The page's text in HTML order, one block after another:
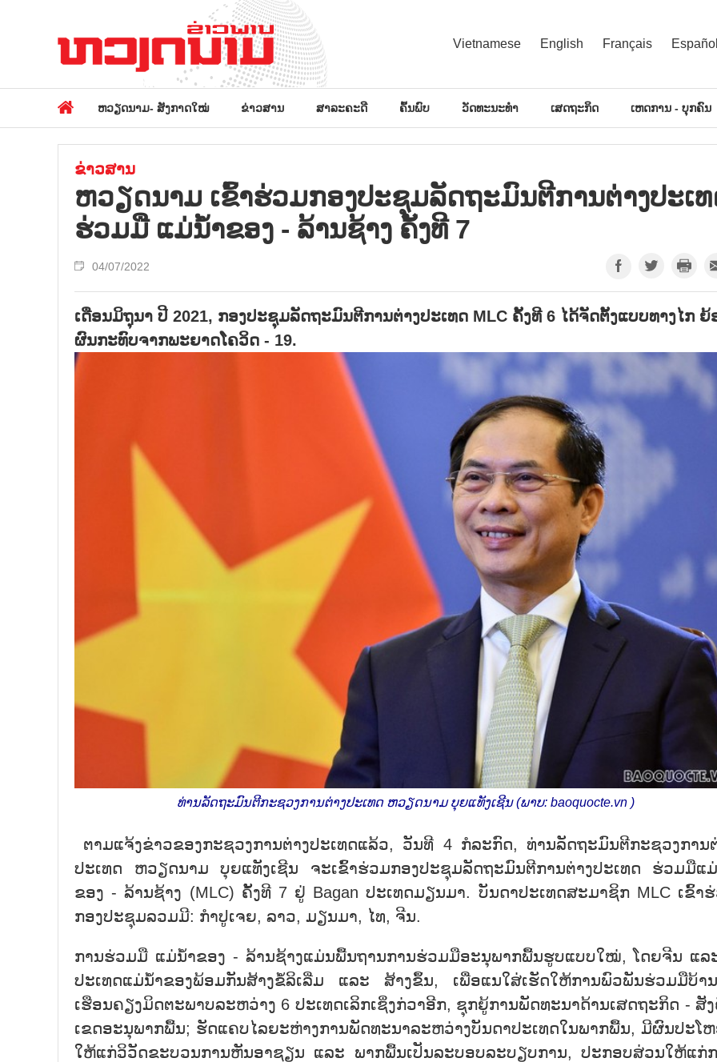
Vietnamese English Français
ຫວຽດນາມ- ສັງກາດໃໝ່ ຂ່າວສານ ສາລະຄະດີ ຄົ້ນພົບ ວັດທະນະທຳ ເສດຖະກິດ ເຫດການ - ບຸກຄົນ
ຂ່າວສານ
ຫວຽດ​ນາມ ເຂົ້າ​ຮ່ວມກອງ​ປະ​ຊຸມ​ລັດ​ຖະ​ມົນ​ຕີ​ການ​ຕ່າງ​ປະ​ເ
ຮ່ວມ​ມື ແມ່​ນ້ຳ​ຂອງ - ລ້ານ​ຊ້າງ ຄັ້ງ​ທີ 7
04/07/2022
ເດືອນມິຖຸນາ ປີ 2021, ກອງປະຊຸມລັດຖະມົນຕີການຕ່າງປະເທດ MLC ຄັ້ງທີ 6 ໄດ້ຈັດຕັ້ງແບບທາງໄກ ຍ້
ຜົນກະທົບຈາກພະຍາດໂຄວິດ - 19.
ທ່ານລັດຖະມົນຕີກະຊວງການຕ່າງປະເທດ ຫວຽດນາມ ບຸຍແທັງເຊີນ (ພາບ: baoquocte.vn )
ຕາມແຈ້ງຂ່າວຂອງກະຊວງການຕ່າງປະເທດແລ້ວ, ວັນທີ 4 ກໍລະກົດ, ທ່ານລັດຖະມົນຕີກະຊວງການ
ປະເທດ ຫວຽດນາມ ບຸຍແທັງເຊີນ ຈະເຂົ້າຮ່ວມກອງປະຊຸມລັດຖະມົນຕີການຕ່າງປະເທດ ຮ່ວມມືແ
ຂອງ - ລ້ານຊ້າງ (MLC) ຄັ້ງທີ 7 ຢູ່ Bagan ປະເທດມຽນມາ. ບັນດາປະເທດສະມາຊິກ MLC ເຂົ້າ
ກອງປະຊຸມລວມມີ: ກຳປູເຈຍ, ລາວ, ມຽນມາ, ໄທ, ຈີນ.
ການຮ່ວມມື ແມ່ນ້ຳຂອງ - ລ້ານຊ້າງແມ່ນພື້ນຖານການຮ່ວມມືອະນຸພາກພື້ນຮູບແບບໃໝ່, ໂດຍຈີນ ແລ
ປະເທດແມ່ນ້ຳຂອງພ້ອມກັນສ້າງຂໍ້ລິເລີ່ມ ແລະ ສ້າງຂຶ້ນ, ເພື່ອແນໃສ່ເຮັດໃຫ້ການພົວພັນຮ່ວມມືບ້າ
ເຮືອນຄຽງມິດຕະພາບລະຫວ່າງ 6 ປະເທດເລິກເຊິ່ງກ່ວາອີກ, ຊຸກຍູ້ການພັດທະນາດ້ານເສດຖະກິດ - ສັ
ເຂດອະນຸພາກພື້ນ; ຮັດແຄບໄລຍະຫ່າງການພັດທະນາລະຫວ່າງບັນດາປະເທດໃນພາກພື້ນ, ມີຜົນປະໂ
ໃຫ້ແກ່ວິວັດຂະບວນການຫັນອາຊຽນ ແລະ ພາກພື້ນເປັນລະບອບລະບຽບການ, ປະກອບສ່ວນໃຫ້ແກ່